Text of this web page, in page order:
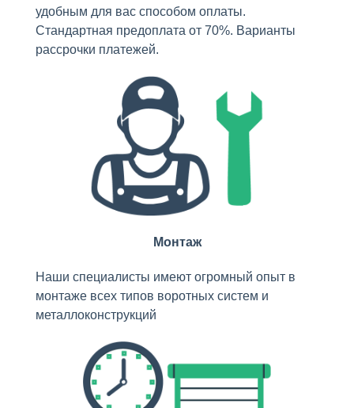
удобным для вас способом оплаты.
Стандартная предоплата от 70%. Варианты
рассрочки платежей.
Монтаж
Наши специалисты имеют огромный опыт в
монтаже всех типов воротных систем и
металлоконструкций